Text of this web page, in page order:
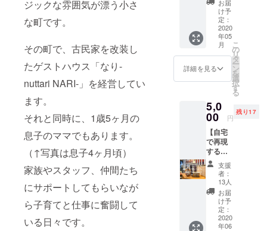
ジックな雰囲気が漂う小さ
な町です。
その町で、古民家を改装し
たゲストハウス「なり-
nuttari NARI-」を経営してい
ます。
それと同時に、1歳5ヶ月の
息子のママでもあります。
（↑写真は息子4ヶ月頃）
家族やスタッフ、仲間たち
にサポートしてもらいなが
ら子育てと仕事に奮闘して
いる日々です。
飲み交
わし賑
やかに
集う夜
のなり
が、と
わいく
表され
好きな
手ぬぐ
いで
す。 今
回は、
このデ
ザイン
を元に
再び
ISANA
さんに
作成し
て頂き
に、旅
人さん
との交
流で非
日常を
味わい
に…い
リンク
券のお
法〉 リ
ターン
確定
後、受
付番号
付きの
メール
を送ら
せて頂
きま
で、町
歩きに
出かけ
たり、
なりbar
でゆっ
くり過
同士の
素敵な
出会い
をお楽
しみ下
さい。
〈宿泊
券のご
利用方
法〉 リ
ターン
確定
後、受
能な、
ドリン
ク券に
なりま
す。10
杯分の
金額で
＋1杯分
お付け
す。 こ
ちらの
barは宿
泊しな
くても
来て頂
けます
ので、
ぜひ地
元の皆
様にも
気軽に
利用し
て頂き
お届
け予
定：
2020
年05
月
詳細を見る
こ
の
リ
タ
ー
ン
を
選
択
す
る
5,0
00 円
残り17
【自宅
で再現
するな
りの朝
ごはん
◎5000
円の
コー
ス】 宿
泊の翌
朝、な
支援
者：
13人
お届
け予
定：
2020
年06